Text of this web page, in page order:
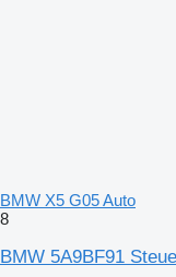
BMW X5 G05 Auto
8
BMW 5A9BF91